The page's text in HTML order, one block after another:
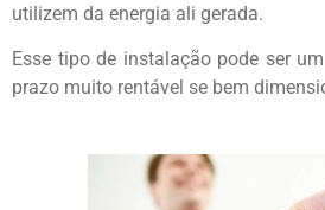
utilizem da energia ali gerada.
Esse tipo de instalação pode ser
prazo muito rentável se bem